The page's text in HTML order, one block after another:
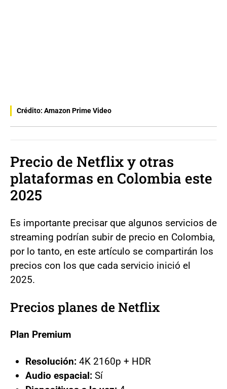
Crédito: Amazon Prime Video
Precio de Netflix y otras
plataformas en Colombia este
2025
Es importante precisar que algunos servicios de
streaming podrían subir de precio en Colombia,
por lo tanto, en este artículo se compartirán los
precios con los que cada servicio inició el
2025.
Precios planes de Netflix
Plan Premium
Resolución: 4K 2160p + HDR
Audio espacial: Sí